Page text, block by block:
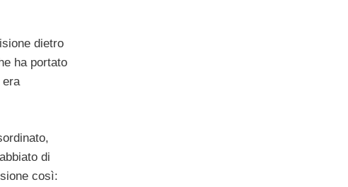
dietro
ha portato
era
di
così: